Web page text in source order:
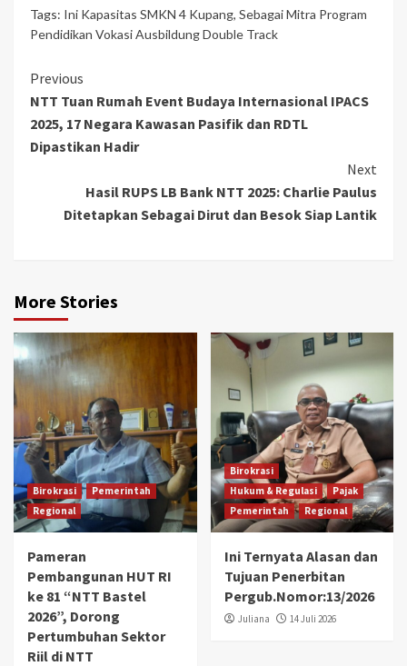
Tags: Ini Kapasitas SMKN 4 Kupang, Sebagai Mitra Program
Pendidikan Vokasi Ausbildung Double Track
Continue
Reading
Previous
NTT Tuan Rumah Event Budaya Internasional IPACS
2025, 17 Negara Kawasan Pasifik dan RDTL
Dipastikan Hadir
Next
Hasil RUPS LB Bank NTT 2025: Charlie Paulus
Ditetapkan Sebagai Dirut dan Besok Siap Lantik
More Stories
Birokrasi
Pemerintah
Regional
Pameran
Pembangunan HUT RI
ke 81 “NTT Bastel
2026”, Dorong
Pertumbuhan Sektor
Riil di NTT
Birokrasi
Hukum & Regulasi
Pajak
Pemerintah
Regional
Ini Ternyata Alasan dan
Tujuan Penerbitan
Pergub.Nomor:13/2026
Juliana 14 Juli 2026